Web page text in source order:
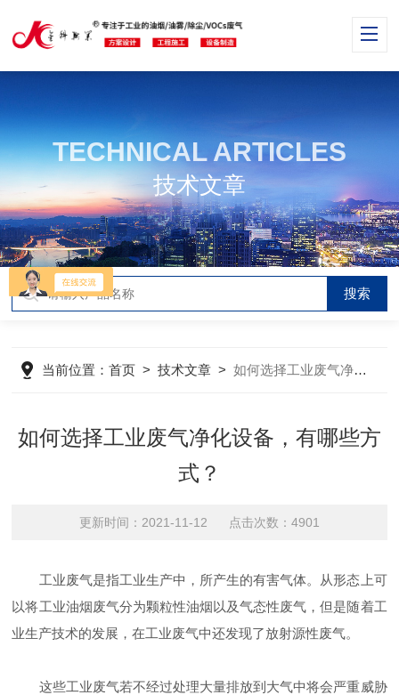
TECHNICAL ARTICLES
技术文章
当前位置：首页 >技术文章 >如何选择工业废气净化设备，有哪些方式？
如何选择工业废气净化设备，有哪些方
式？
更新时间：2021-11-12 点击次数：4901
工业废气是指工业生产中，所产生的有害气体。从形态上可
以将工业油烟废气分为颗粒性油烟以及气态性废气，但是随着工
业生产技术的发展，在工业废气中还发现了放射源性废气。
这些工业废气若不经过处理大量排放到大气中将会严重威胁